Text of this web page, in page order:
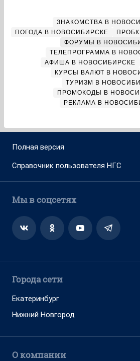
ЗНАКОМСТВА В
ПОГОДА В НОВОСИБИРСКЕ
ФОРУМЫ В
ТЕЛЕПРОГРАММА В
АФИША В НОВОСИБИРСКЕ
КУРСЫ ВАЛЮТ В
ТУРИЗМ В
ПРОМОКОДЫ В
РЕКЛАМА В
Полная версия
Справочник пользователя НГС
Мы в соцсетях
Города сети
Екатеринбург
Нижний Новгород
О компании